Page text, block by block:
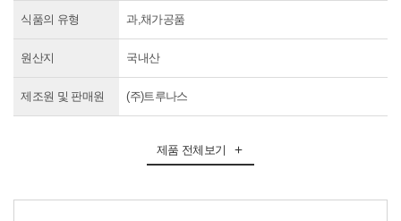
식품의 유형 과,채가공품
원산지 국내산
제조원 및 판매원 (주)트루나스
제품 전체보기 